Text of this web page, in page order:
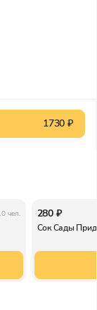
1730 ₽
чел. 280 ₽
Сок Сады